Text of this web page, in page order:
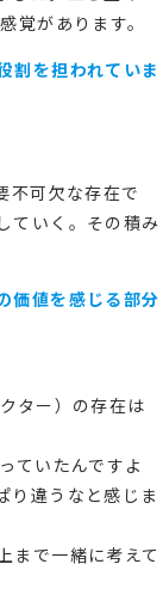
覚があります。
割を担われていま
不可欠な存在で
ていく。その積み
価値を感じる部分
ター）の存在は
ていたんですよ
り違うなと感じま
まで一緒に考えて